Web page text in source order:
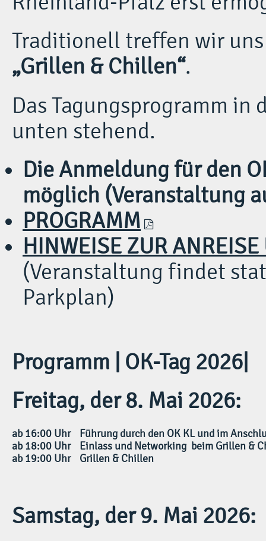
Traditionell treffen wir
„Grillen & Chillen“.
Das Tagungsprogramm
unten stehend.
Die Anmeldung für den
möglich (Veranstaltung
PROGRAMM
HINWEISE ZUR
(Veranstaltung findet
Parkplan)
Programm | OK-Tag 2026|
Freitag, der 8. Mai 2026:
ab 16:00 Uhr
Führung durch den OK KL und im
ab 18:00 Uhr
Einlass und Networking beim Grillen &
ab 19:00 Uhr
Grillen & Chillen
Samstag, der 9. Mai 2026: